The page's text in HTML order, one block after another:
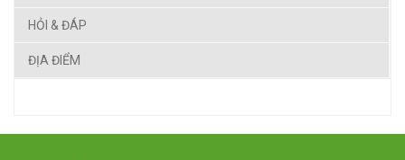
HỎI & ĐÁP
ĐỊA ĐIỂM